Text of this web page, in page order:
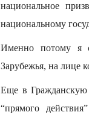
национальное
национальному
Именно потому я
Зарубежья, на лице
Еще в Гражданскую
“прямого